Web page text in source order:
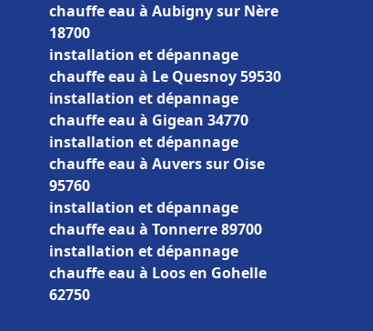
chauffe eau à Aubigny sur Nère
18700
installation et dépannage
chauffe eau à Le Quesnoy 59530
installation et dépannage
chauffe eau à Gigean 34770
installation et dépannage
chauffe eau à Auvers sur Oise
95760
installation et dépannage
chauffe eau à Tonnerre 89700
installation et dépannage
chauffe eau à Loos en Gohelle
62750